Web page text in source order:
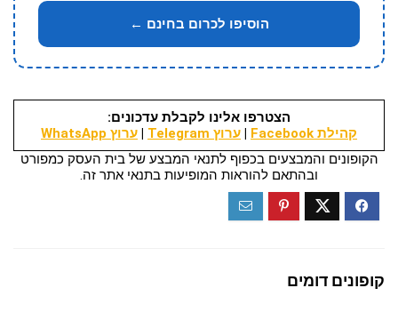
הוסיפו לכרום בחינם ←
הצטרפו אלינו לקבלת עדכונים:
קהילת Facebook
| ערוץ Telegram | ערוץ WhatsApp
הקופונים והמבצעים בכפוף לתנאי המבצע של בית העסק כמפורט
ובהתאם להוראות המופיעות בתנאי אתר זה.
קופונים דומים